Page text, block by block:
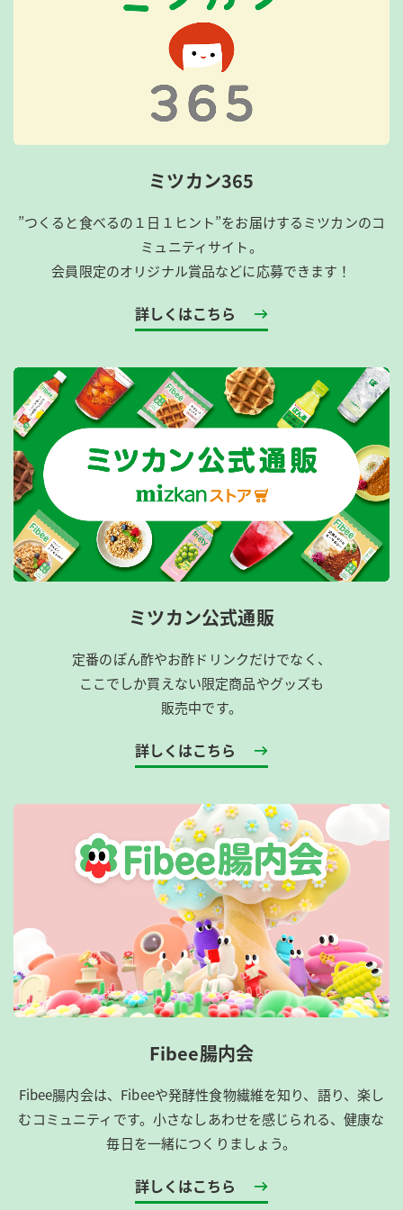
ミツカン365
”つくると食べるの１日１ヒント”をお届けするミツカンのコ
ミュニティサイト。
会員限定のオリジナル賞品などに応募できます！
詳しくはこちら
ミツカン公式通販
定番のぽん酢やお酢ドリンクだけでなく、
ここでしか買えない限定商品やグッズも
販売中です。
詳しくはこちら
Fibee腸内会
Fibee腸内会は、​Fibeeや発酵性食物繊維を知り、語り、楽し
むコミュニティです。​小さなしあわせを感じられる、健康な
毎日を一緒につくりましょう。
詳しくはこちら